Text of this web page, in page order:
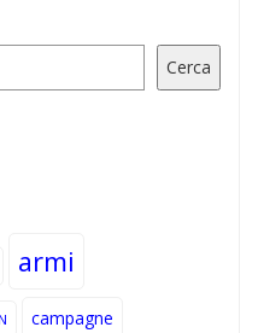
Cerca
armi
campagne